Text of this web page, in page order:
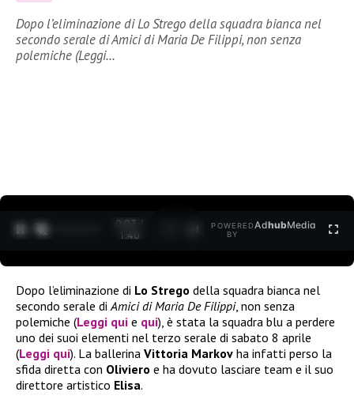
Dopo l’eliminazione di Lo Strego della squadra bianca nel
secondo serale di Amici di Maria De Filippi, non senza
polemiche (Leggi…
0:04 /
1:40
POWERED
BY
AdhubMedia
Dopo l’eliminazione di Lo Strego della squadra bianca nel
secondo serale di Amici di Maria De Filippi, non senza
polemiche (Leggi qui e qui), è stata la squadra blu a perdere
uno dei suoi elementi nel terzo serale di sabato 8 aprile
(Leggi qui). La ballerina Vittoria Markov ha infatti perso la
sfida diretta con Oliviero e ha dovuto lasciare team e il suo
direttore artistico Elisa.